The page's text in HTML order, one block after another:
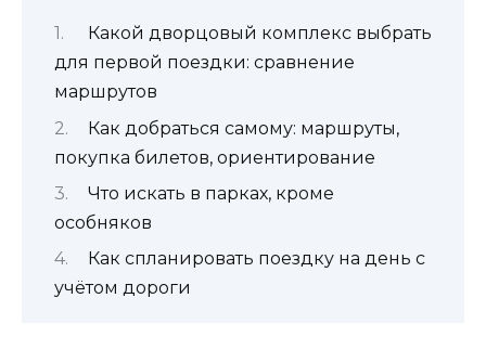
Какой дворцовый комплекс выбрать
для первой поездки: сравнение
маршрутов
Как добраться самому: маршруты,
покупка билетов, ориентирование
Что искать в парках, кроме
особняков
Как спланировать поездку на день с
учётом дороги